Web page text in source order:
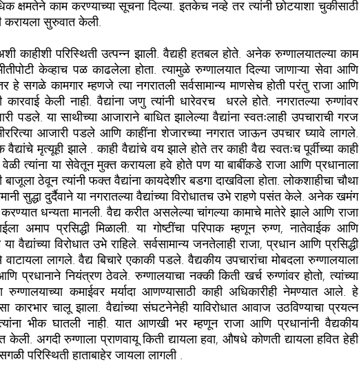
क्षमतेने काम करण्याच्या सूचना दिल्या. इतकेच नव्हे तर त्यांनी छोटयाशा चुकीसाठी
करायला सुरुवात केली.
केव्हाच पळ काढलेला होता. त्यामुळे रुग्णालयात दिल्या जाणाऱ्या सेवा आणि
हे सगळे कामगार म्हणजे त्या नगरातली सर्वसामान्य माणसेच होती परंतु राजा आणि
कारवाई केली नाही. वैद्यांना जणु त्यांनी धारेवरच  धरले होते. नगरातल्या रुग्णांवर
पडले. या साथीच्या आजाराने बाधित झालेल्या वैद्यांना स्वतःलाही उपचाराची गरज
आजारी पडले आणि काहींना शेजारच्या नगरात जाऊन उपचार घ्यावे लागले.
मृत्यूही झाले . काही वैद्यांचे वय झाले होते तर काही वैद्य स्वतःच पूर्वीच्या काही
त्यांना या सेवेतून मुक्त करायला हवे होते पण या बाबींकडे राजा आणि प्रधानाला
ठेवून त्यांनी फक्त वैद्यांना कायदेशीर बडगा दाखविला होता. लोकशाहीचा चौथा
सुद्धा दुर्दैवाने या नगरातल्या वैद्यांच्या विरोधातच उभे राहणे पसंत केले. अनेक खमंग
धन्यता मानली. वैद्य करीत असलेल्या चांगल्या कामाचे मातेरे झाले आणि राजा
अमाप प्रसिद्धी मिळाली. या गोष्टींचा परिपाक म्हणून रुग्ण, नातेवाईक आणि
वैद्यांच्या विरोधात उभे राहिले. सर्वसामान्य जनतेलाही राजा, प्रधान आणि प्रसिद्धी
लागले. वैद्य बिचारे एकाकी पडले. वैद्यकीय उपचारांचा मोबदला रुग्णालयाला
प्रधानाने नियंत्रण ठेवले. रुग्णालयाचा नक्की किती खर्च रुग्णांवर होतो, त्यांच्या
कमाईवर मर्यादा आणण्यासाठी काही अधिकारीही नेमण्यात आले. हे
कारभार चालू झाला. वैद्यांच्या संघटनेनेही याविरोधात आवाज उठविण्याचा प्रयत्न
भीक घातली नाही. यात आणखी भर म्हणून राजा आणि प्रधानांनी वैद्यकीय
अगदी रुग्णाला प्राणवायू किती द्यायला हवा, औषधे कोणती द्यायला हवित हेही
परिस्थिती हाताबाहेर जायला लागली .